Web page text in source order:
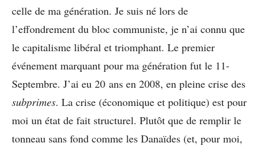
celle de ma génération. Je suis né lors de
l’effondrement du bloc communiste, je n’ai connu que
le capitalisme libéral et triomphant. Le premier
événement marquant pour ma génération fut le 11-
Septembre. J’ai eu 20 ans en 2008, en pleine crise des
subprimes. La crise (économique et politique) est pour
moi un état de fait structurel. Plutôt que de remplir le
tonneau sans fond comme les Danaïdes (et, pour moi,